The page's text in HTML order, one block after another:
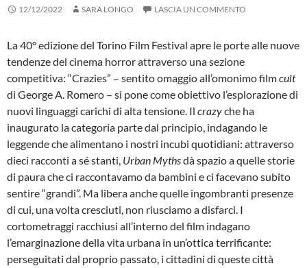
12/12/2022 SARA LONGO LASCIA UN COMMENTO
La 40° edizione del Torino Film Festival apre le porte alle nuove
tendenze del cinema horror attraverso una sezione
competitiva: “Crazies” – sentito omaggio all’omonimo filmcult
di George A. Romero – si pone come obiettivo l’esplorazione di
nuovi linguaggi carichi di alta tensione. Il crazyche ha
inaugurato la categoria parte dal principio, indagando le
leggende che alimentano i nostri incubi quotidiani: attraverso
dieci racconti a sé stanti, Urban Mythsdà spazio a quelle storie
di paura che ci raccontavamo da bambini e ci facevano subito
sentire “grandi”. Ma libera anche quelle ingombranti presenze
di cui, una volta cresciuti, non riusciamo a disfarci. I
cortometraggi racchiusi all’interno del film indagano
l’emarginazione della vita urbana in un’ottica terrificante:
perseguitati dal proprio passato, i cittadini di queste città